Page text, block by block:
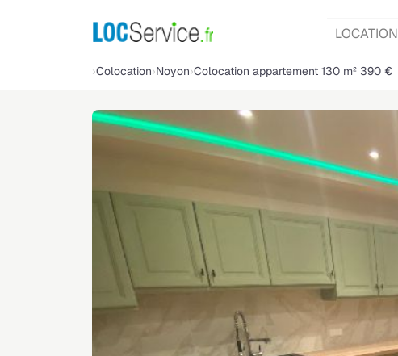
LOCATION
Colocation Noyon Colocation appartement 130 m² 390 €